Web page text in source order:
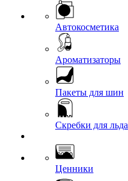
Автокосметика
Ароматизаторы
Пакеты для шин
Скребки для льда
Ценники